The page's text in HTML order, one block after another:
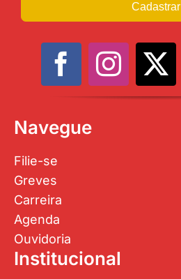
Cadastrar
Navegue
Filie-se
Greves
Carreira
Agenda
Ouvidoria
Institucional